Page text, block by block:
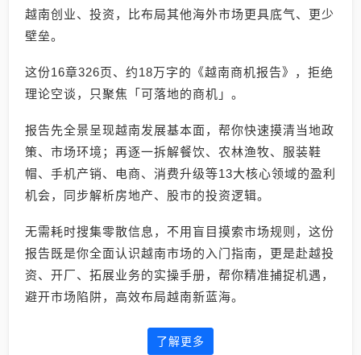
越南创业、投资，比布局其他海外市场更具底气、更少
壁垒。
这份16章326页、约18万字的《越南商机报告》，拒绝
理论空谈，只聚焦「可落地的商机」。
报告先全景呈现越南发展基本面，帮你快速摸清当地政
策、市场环境；再逐一拆解餐饮、农林渔牧、服装鞋
帽、手机产销、电商、消费升级等13大核心领域的盈利
机会，同步解析房地产、股市的投资逻辑。
无需耗时搜集零散信息，不用盲目摸索市场规则，这份
报告既是你全面认识越南市场的入门指南，更是赴越投
资、开厂、拓展业务的实操手册，帮你精准捕捉机遇，
避开市场陷阱，高效布局越南新蓝海。
了解更多